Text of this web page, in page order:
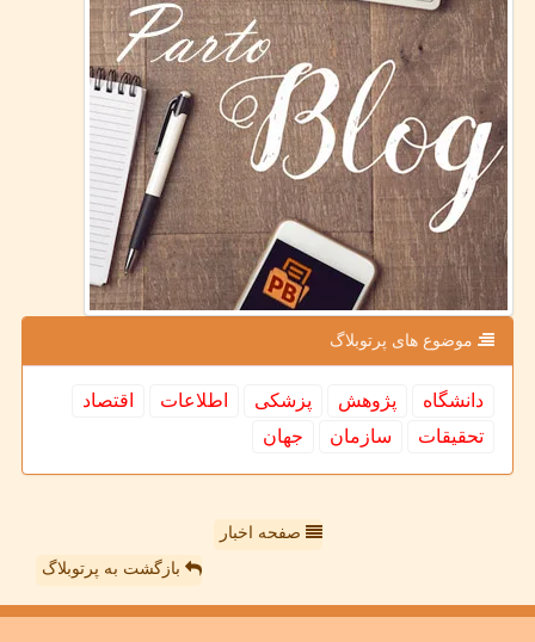
موضوع های پرتوبلاگ
دانشگاه پژوهش پزشكی اطلاعات
اقتصاد
تحقیقات
سازمان جهان
صفحه اخبار
بازگشت به پرتوبلاگ